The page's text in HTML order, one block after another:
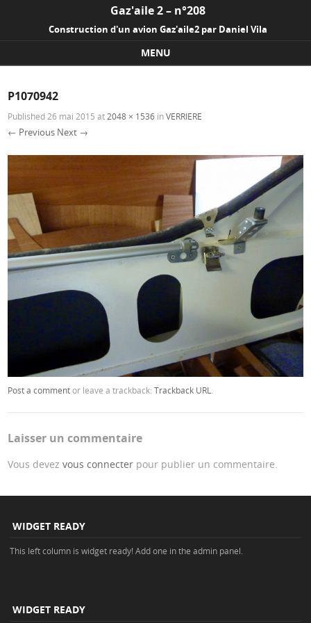
Gaz'aile 2 – n°208
Construction d'un avion Gaz'aile2 par Daniel Vila
MENU
P1070942
Published 26 mai 2015 at 2048 × 1536 inVERRIERE
← Previous Next →
Post a commentor leave a trackback:Trackback URL
Laisser un commentaire
Vous devezvous connecter pour publier un commentaire.
WIDGET READY
This left column is widget ready! Add one in the admin panel.
WIDGET READY